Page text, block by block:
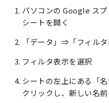
パソコンの Google ス
シートを開く
「データ」⇒「フィル
フィルタ表示を選択
シートの左上にある「
クリックし、新しい名